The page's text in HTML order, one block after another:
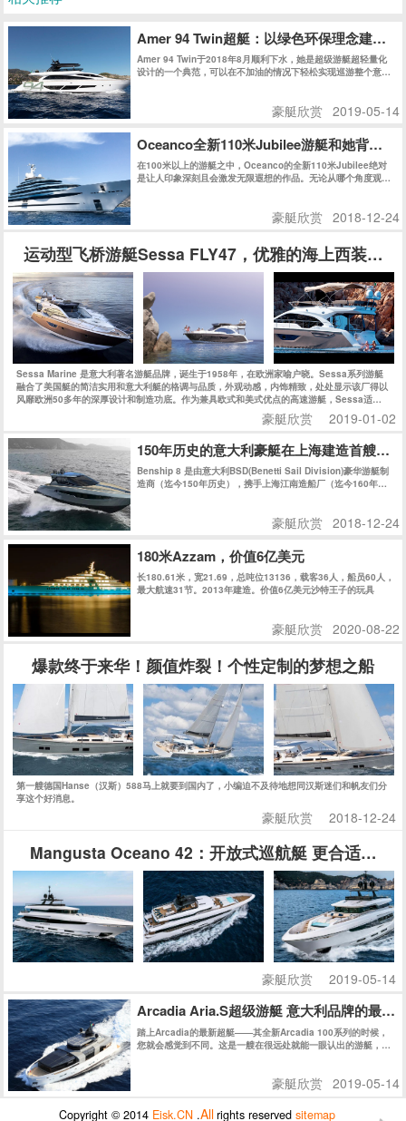
Amer 94 Twin超艇：以绿色环保理念建造的
Amer 94 Twin于2018年8月顺利下水，她是超级游艇超轻量化
设计的一个典范，可以在不加油的情况下轻松实现巡游整个意大
上史无前例的最高分：147分，再次证明了Permare船厂在绿色
豪艇欣赏 2019-05-14
Oceanco全新110米Jubilee游艇和她背后的
在100米以上的游艇之中，Oceanco的全新110米Jubilee绝对
是让人印象深刻且会激发无限遐想的作品。无论从哪个角度观
豪艇欣赏 2018-12-24
运动型飞桥游艇Sessa FLY47，优雅的海上西装暴徒
Sessa Marine 是意大利著名游艇品牌，诞生于1958年，在欧洲家喻户晓。Sessa系列游艇
融合了美国艇的简洁实用和意大利艇的格调与品质，外观动感，内饰精致，处处显示该厂得以
风靡欧洲50多年的深厚设计和制造功底。作为兼具欧式和美式优点的高速游艇，Sessa适合
追求狂野而精致的海上生活的新一代人士。今天的Sessa每年生产上千艘船艇，可谓是持续、
豪艇欣赏 2019-01-02
150年历史的意大利豪艇在上海建造首艘游
Benship 8 是由意大利BSD(Benetti Sail Division)豪华游艇制
造商（迄今150年历史），携手上海江南造船厂（迄今160年历
豪艇欣赏 2018-12-24
180米Azzam，价值6亿美元
长180.61米，宽21.69，总吨位13136，载客36人，船员60人，
最大航速31节。2013年建造。价值6亿美元沙特王子的玩具
豪艇欣赏 2020-08-22
爆款终于来华！颜值炸裂！个性定制的梦想之船
第一艘德国Hanse（汉斯）588马上就要到国内了，小编迫不及待地想同汉斯迷们和帆友们分
享这个好消息。
豪艇欣赏 2018-12-24
Mangusta Oceano 42：开放式巡航艇 更合适家庭
豪艇欣赏 2019-05-14
Arcadia Aria.S超级游艇 意大利品牌的最新
踏上Arcadia的最新超艇——其全新Arcadia 100系列的时候，
您就会感觉到不同。这是一艘在很远处就能一眼认出的游艇，即
豪艇欣赏 2019-05-14
Copyright © 2014 Eisk.CN .Allrights reservedsitemap